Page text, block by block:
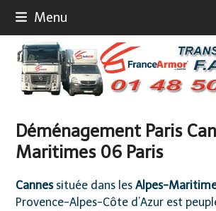
content
Menu
Déménagement Paris
Maritimes 06 Paris
Cannessituée dans lesAlpes-
Provence-Alpes-Côte d’Azur est